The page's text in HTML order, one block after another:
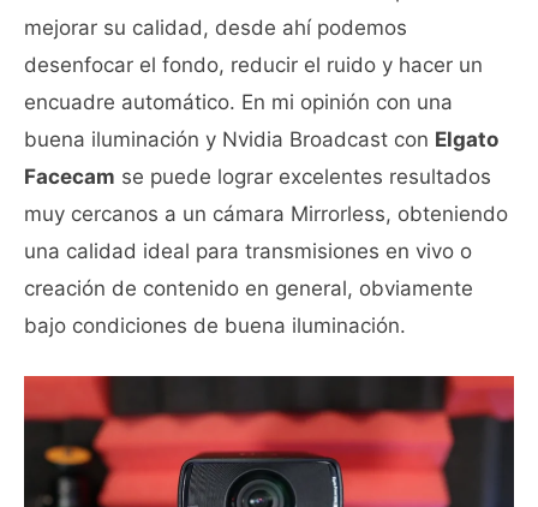
mejorar su calidad, desde ahí podemos
desenfocar el fondo, reducir el ruido y hacer un
encuadre automático. En mi opinión con una
buena iluminación y Nvidia Broadcast con Elgato
Facecam se puede lograr excelentes resultados
muy cercanos a un cámara Mirrorless, obteniendo
una calidad ideal para transmisiones en vivo o
creación de contenido en general, obviamente
bajo condiciones de buena iluminación.